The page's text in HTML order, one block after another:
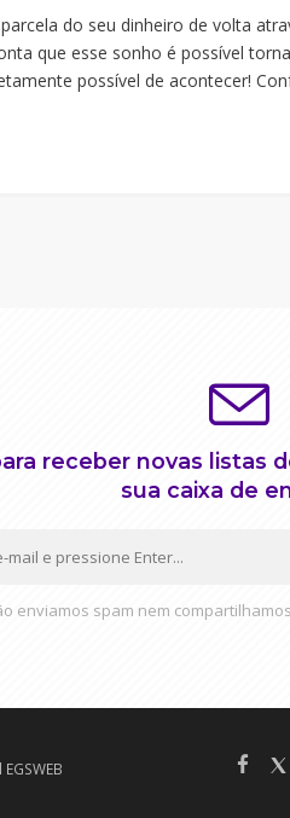
do seu dinheiro de volta
que esse sonho é possível
possível de acontecer!
receber novas listas
sua caixa de
enviamos spam nem